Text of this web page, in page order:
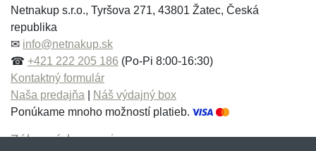
Meno:*
E-mail:
E-mail:*
Správa*
Netnakup s.r.o., Tyršova 271, 43801 Žatec, Česká
republika
✉ info@netnakup.sk
☎ +421 222 205 186 (Po-Pi 8:00-16:30)
Kontaktný formulár
Naša predajňa
Náš výdajný box
Ponúkame mnoho možností platieb.
Zákaznícky servis